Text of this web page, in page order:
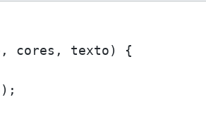
cores, texto) {